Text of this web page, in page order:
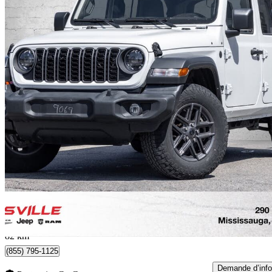
2024 Jeep Wrangler
Sport S 4-Door 4WD 29 111 km
37 987 $ Affaire
771 $/mois env.
Mississauga, ON
82 km
(855) 795-1125
Demande d’info